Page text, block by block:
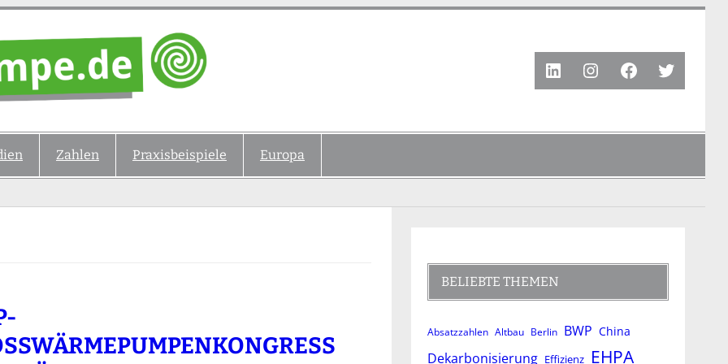
LinkedInInstagram
Facebook
Twitter
Zahlen Praxisbeispiele Europa
2
BELIEBTE THEMEN
Absatzzahlen Altbau Berlin BWP China
Dekarbonisierung Effizienz EHPA